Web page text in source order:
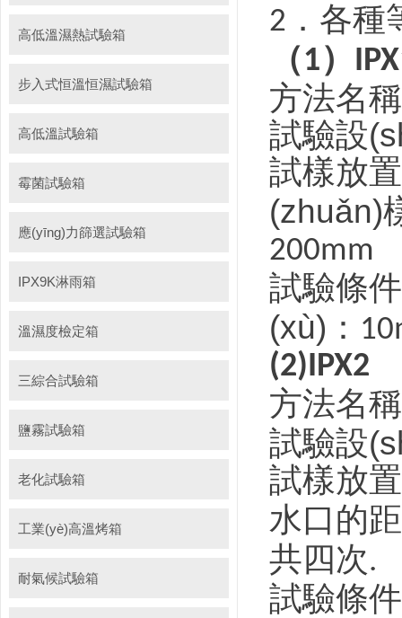
高低溫濕熱試驗箱
步入式恒溫恒濕試驗箱
高低溫試驗箱
霉菌試驗箱
應(yīng)力篩選試驗箱
IPX9K淋雨箱
溫濕度檢定箱
三綜合試驗箱
鹽霧試驗箱
老化試驗箱
工業(yè)高溫烤箱
耐氣候試驗箱
2 ．各
（1）
方法名
試驗設
試樣放
(zhuǎn)
200mm
試驗條
(xù)：
(2)IPX2
方法名
試驗設
試樣放
水口的
共四次.
試驗條